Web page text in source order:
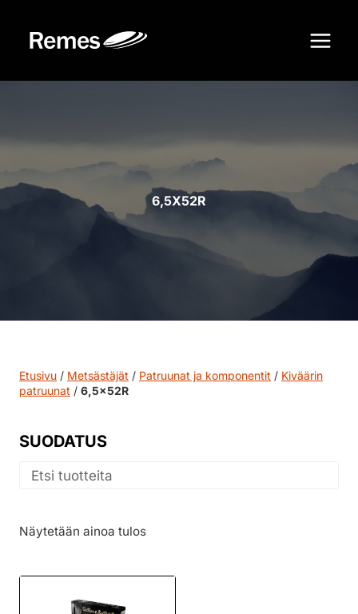
sisältöön
6,5X52R
Näytetään ainoa tulos
Etusivu / Metsästäjät / Patruunat ja komponentit / Kiväärin
patruunat / 6,5x52R
SUODATUS